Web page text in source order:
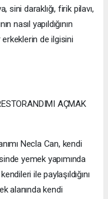
sini daraklığı, firik pilavı,
nasıl yapıldığının
de ilgisini
AÇMAK
Necla Can, kendi
yemek yapımında
ile paylaşıldığını
alanında kendi